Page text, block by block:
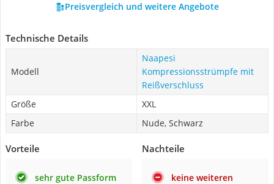
Preisvergleich und weitere Angebote
Technische Details
Modell
Naapesi
Kompressionsstrümpfe mit
Reißverschluss
Größe
XXL
Farbe
Nude, Schwarz
Vorteile
sehr gute Passform
Nachteile
keine weiteren